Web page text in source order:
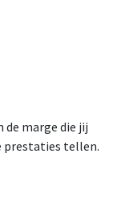
marge die jij
prestaties tellen.